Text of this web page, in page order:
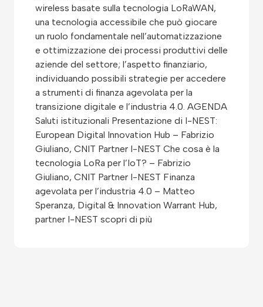
wireless basate sulla tecnologia LoRaWAN,
una tecnologia accessibile che può giocare
un ruolo fondamentale nell’automatizzazione
e ottimizzazione dei processi produttivi delle
aziende del settore; l’aspetto finanziario,
individuando possibili strategie per accedere
a strumenti di finanza agevolata per la
transizione digitale e l’industria 4.0. AGENDA
Saluti istituzionali Presentazione di I-NEST:
European Digital Innovation Hub – Fabrizio
Giuliano, CNIT Partner I-NEST Che cosa è la
tecnologia LoRa per l’IoT? – Fabrizio
Giuliano, CNIT Partner I-NEST Finanza
agevolata per l’industria 4.0 – Matteo
Speranza, Digital & Innovation Warrant Hub,
partner I-NEST scopri di più